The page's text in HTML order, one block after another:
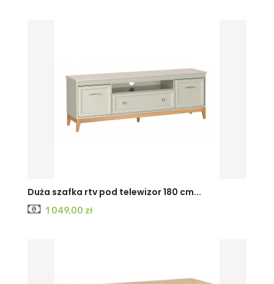
Duża szafka rtv pod telewizor 180 cm...
Cena
1 049,00 zł